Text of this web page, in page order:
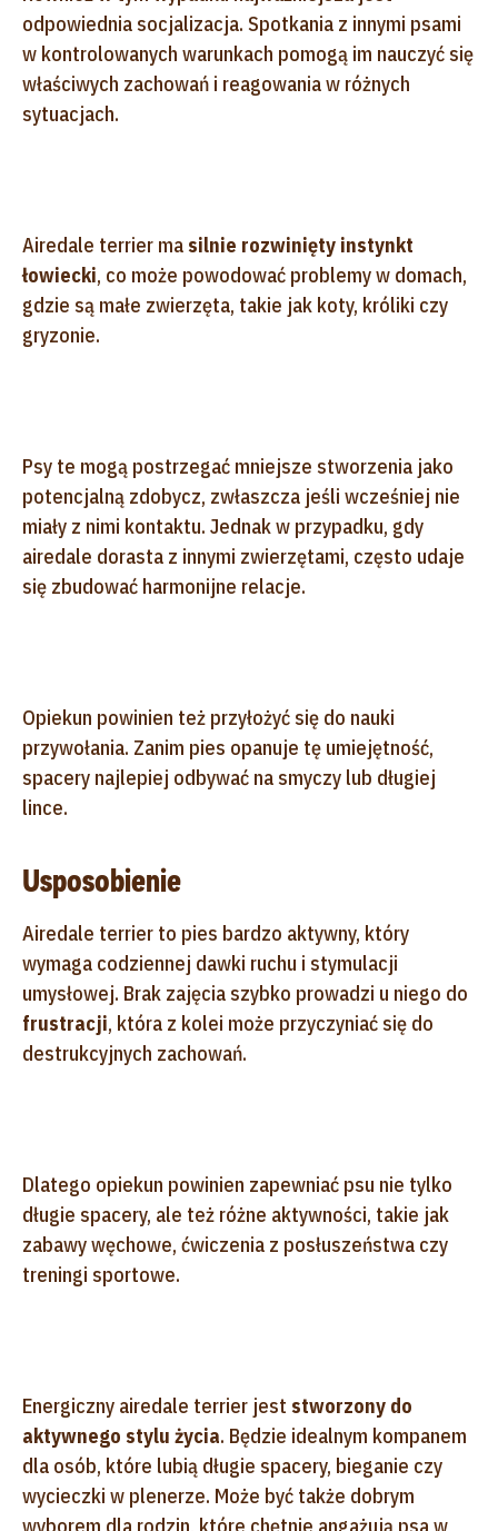
odpowiednia socjalizacja. Spotkania z innymi psami
w kontrolowanych warunkach pomogą im nauczyć się
właściwych zachowań i reagowania w różnych
sytuacjach.
Airedale terrier masilnie rozwinięty instynkt
łowiecki, co może powodować problemy w domach,
gdzie są małe zwierzęta, takie jak koty, króliki czy
gryzonie.
Psy te mogą postrzegać mniejsze stworzenia jako
potencjalną zdobycz, zwłaszcza jeśli wcześniej nie
miały z nimi kontaktu. Jednak w przypadku, gdy
airedale dorasta z innymi zwierzętami, często udaje
się zbudować harmonijne relacje.
Opiekun powinien też przyłożyć się do nauki
przywołania. Zanim pies opanuje tę umiejętność,
spacery najlepiej odbywać na smyczy lub długiej
lince.
Usposobienie
Airedale terrier to pies bardzo aktywny, który
wymaga codziennej dawki ruchu i stymulacji
umysłowej. Brak zajęcia szybko prowadzi u niego do
frustracji, która z kolei może przyczyniać się do
destrukcyjnych zachowań.
Dlatego opiekun powinien zapewniać psu nie tylko
długie spacery, ale też różne aktywności, takie jak
zabawy węchowe, ćwiczenia z posłuszeństwa czy
treningi sportowe.
Energiczny airedale terrier jest stworzony do
aktywnego stylu życia. Będzie idealnym kompanem
dla osób, które lubią długie spacery, bieganie czy
wycieczki w plenerze. Może być także dobrym
wyborem dla rodzin, które chętnie angażują psa w